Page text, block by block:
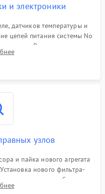
и электроники
датчиков температуры и
цепей питания системы No
Ремонт или замена
сбоях алгоритмов.
узлов
и пайка нового агрегата
нового фильтра-
вентиляторов обдува,
дверных петель.